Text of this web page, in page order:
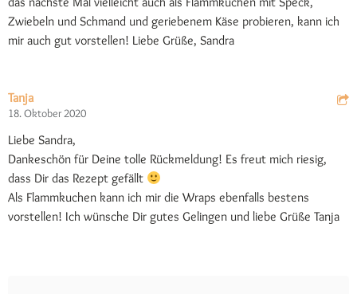
Zwiebeln und Schmand und geriebenem Käse probieren, kann ich
mir auch gut vorstellen! Liebe Grüße, Sandra
Tanja
18. Oktober 2020
Liebe Sandra,
Dankeschön für Deine tolle Rückmeldung! Es freut mich riesig,
dass Dir das Rezept gefällt
Als Flammkuchen kann ich mir die Wraps ebenfalls bestens
vorstellen! Ich wünsche Dir gutes Gelingen und liebe Grüße Tanja